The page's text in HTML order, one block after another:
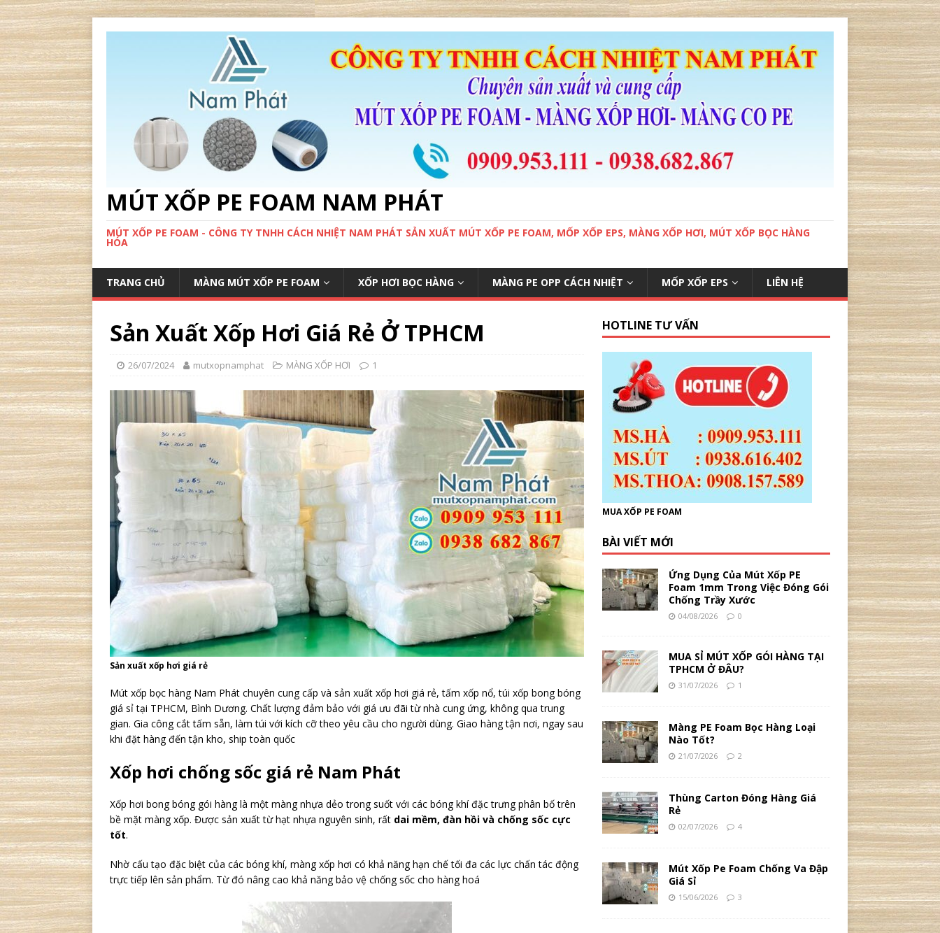
MÚT XỐP PE FOAM NAM PHÁT
MÚT XỐP PE FOAM - CÔNG TY TNHH CÁCH NHIỆT NAM PHÁT SẢN XUẤT MÚT XỐP PE FOAM, MỐP XỐP EPS, MÀNG XỐP HƠI, MÚT XỐP BỌC HÀNG
HÓA
TRANG CHỦ MÀNG MÚT XỐP PE FOAM XỐP HƠI BỌC HÀNG MÀNG PE OPP CÁCH NHIỆT MỐP XỐP EPS LIÊN HỆ
Sản Xuất Xốp Hơi Giá Rẻ Ở TPHCM
26/07/2024 mutxopnamphat MÀNG XỐP HƠI 1
Sản xuất xốp hơi giá rẻ
Mút xốp bọc hàng Nam Phát chuyên cung cấp và sản xuất xốp hơi giá rẻ, tấm xốp nổ, túi xốp bong bóng
giá sỉ tại TPHCM, Bình Dương. Chất lượng đảm bảo với giá ưu đãi từ nhà cung ứng, không qua trung
gian. Gia công cắt tấm sẵn, làm túi với kích cỡ theo yêu cầu cho người dùng. Giao hàng tận nơi, ngay sau
khi đặt hàng đến tận kho, ship toàn quốc
Xốp hơi chống sốc giá rẻ Nam Phát
Xốp hơi bong bóng gói hàng là một màng nhựa dẻo trong suốt với các bóng khí đặc trưng phân bố trên
bề mặt màng xốp. Được sản xuất từ hạt nhựa nguyên sinh, rất dai mềm, đàn hồi và chống sốc cực
tốt.
Nhờ cấu tạo đặc biệt của các bóng khí, màng xốp hơi có khả năng hạn chế tối đa các lực chấn tác động
trực tiếp lên sản phẩm. Từ đó nâng cao khả năng bảo vệ chống sốc cho hàng hoá
HOTLINE TƯ VẤN
MUA XỐP PE FOAM
BÀI VIẾT MỚI
Ứng Dụng Của Mút Xốp PE
Foam 1mm Trong Việc Đóng Gói
Chống Trầy Xước
04/08/2026 0
MUA SỈ MÚT XỐP GÓI HÀNG TẠI
TPHCM Ở ĐÂU?
31/07/2026 1
Màng PE Foam Bọc Hàng Loại
Nào Tốt?
21/07/2026 2
Thùng Carton Đóng Hàng Giá
Rẻ
02/07/2026 4
Mút Xốp Pe Foam Chống Va Đập
Giá Sỉ
15/06/2026 3